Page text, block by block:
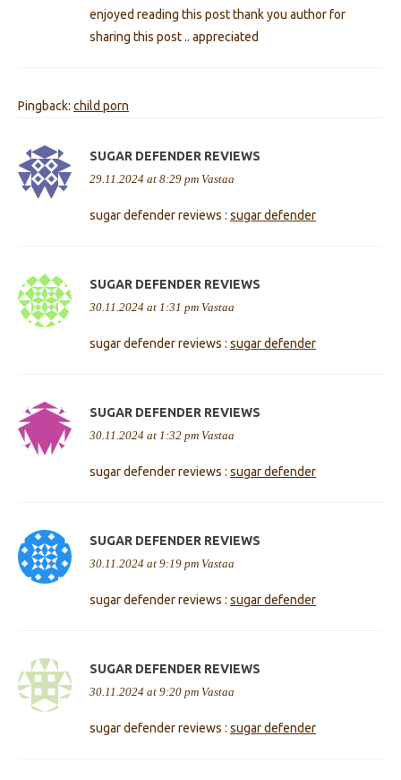
enjoyed reading this post thank you author for
sharing this post .. appreciated
Pingback: child porn
SUGAR DEFENDER REVIEWS
29.11.2024 at 8:29 pm Vastaa
sugar defender reviews : sugar defender
SUGAR DEFENDER REVIEWS
30.11.2024 at 1:31 pm Vastaa
sugar defender reviews : sugar defender
SUGAR DEFENDER REVIEWS
30.11.2024 at 1:32 pm Vastaa
sugar defender reviews : sugar defender
SUGAR DEFENDER REVIEWS
30.11.2024 at 9:19 pm Vastaa
sugar defender reviews : sugar defender
SUGAR DEFENDER REVIEWS
30.11.2024 at 9:20 pm Vastaa
sugar defender reviews : sugar defender